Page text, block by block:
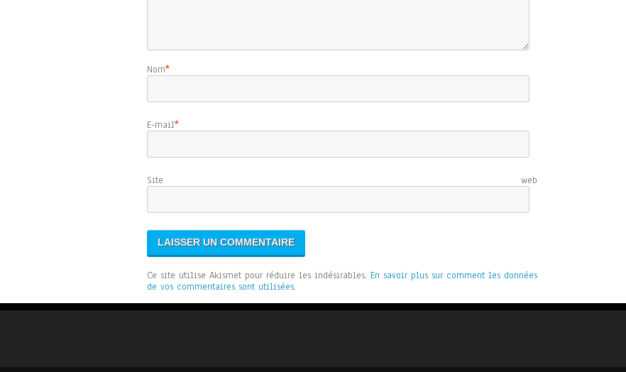
Nom*
E-mail*
Site web
Ce site utilise Akismet pour réduire les indésirables. En savoir plus sur comment les données
de vos commentaires sont utilisées.